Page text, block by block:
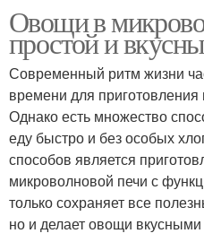
Овощи в
простой и
Современный ритм жизни
времени для
Однако есть множество
еду быстро и без особых
способов является
микроволновой печи с
только сохраняет все
но и делает овощи